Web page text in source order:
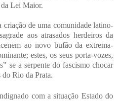
Lei Maior.
criação de uma comunidade latino-
aos atrasados herdeiros da
ao novo bufão da extrema-
estes, os seus porta-vozes,
se a serpente do fascismo chocar
do Rio da Prata.
com a situação Estado do